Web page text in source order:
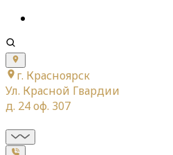
г. Красноярск
Ул. Красной Гвардии
д. 24 оф. 307